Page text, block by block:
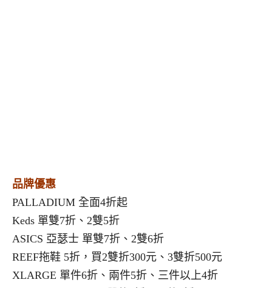
品牌優惠
PALLADIUM 全面4折起
Keds 單雙7折、2雙5折
ASICS 亞瑟士 單雙7折、2雙6折
REEF拖鞋 5折，買2雙折300元、3雙折500元
XLARGE 單件6折、兩件5折、三件以上4折